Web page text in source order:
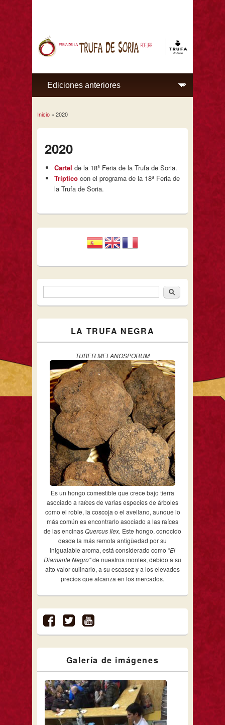
Se encuentra usted aquí
Inicio» 2020
2020
Cartel de la 18ª Feria de la Trufa de Soria.
Tríptico con el programa de la 18ª Feria de
la Trufa de Soria.
Formulario de búsquedaBuscar
LA TRUFA NEGRA
TUBER MELANOSPORUM
Es un hongo comestible que crece bajo tierra
asociado a raíces de varias especies de árboles
como el roble, la coscoja o el avellano, aunque lo
más común es encontrarlo asociado a las raíces
de las encinasQuercus Ilex. Este hongo, conocido
desde la más remota antigüedad por su
inigualable aroma, está considerado como "El
Diamante Negro"de nuestros montes, debido a su
alto valor culinario, a su escasez y a los elevados
precios que alcanza en los mercados.
Galería de imágenes